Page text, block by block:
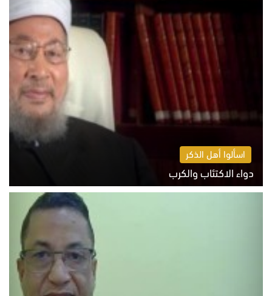
اسألوا أهل الذكر
دواء الاكتئاب والكرب
السبت 8 أغسطس 2026 10:54 ص